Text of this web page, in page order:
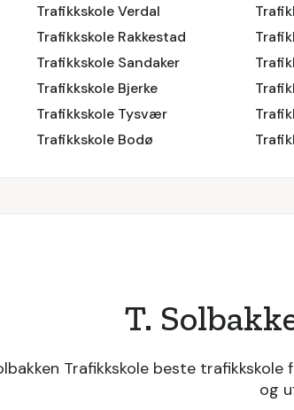
Trafikkskole Verdal
Trafikkskole Rakkestad
Trafikkskole Sandaker
Trafikkskole Bjerke
Trafikkskole Tysvær
Trafikkskole Bodø
T.
Trafikkskole beste
og